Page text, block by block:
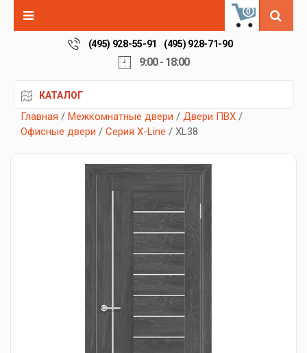
0
(495) 928-55-91 (495) 928-71-90
9:00 - 18:00
КАТАЛОГ
Главная / Межкомнатные двери / Двери ПВХ /
Офисные двери / Серия X-Line / XL38